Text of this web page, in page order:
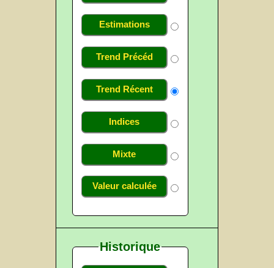
Estimations
Trend Précéd
Trend Récent
Indices
Mixte
Valeur calculée
Historique